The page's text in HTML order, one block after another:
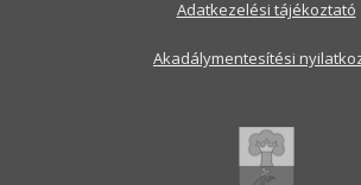
Adatkezelési tájékoztató
Akadálymentesítési